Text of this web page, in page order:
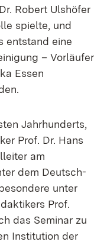
Robert Ulshöfer
spielte, und
entstand eine
– Vorläufer
Essen
Jahrhunderts,
Prof. Dr. Hans
am
dem Deutsch-
unter
Prof.
das Seminar zu
Institution der